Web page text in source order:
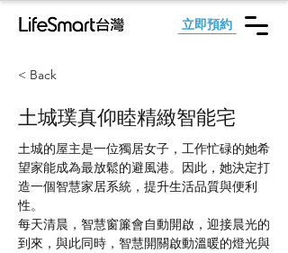
立即預約
< Back
土城璞真仰睦精緻智能宅
土城的屋主是一位獨居女子，工作忙碌的她希
望家能成為最放鬆的避風港。因此，她決定打
造一個智慧家居系統，提升生活品質與便利
性。
每天清晨，智慧窗簾會自動開啟，迎接晨光的
到來，與此同時，智慧開關啟動溫暖的燈光與